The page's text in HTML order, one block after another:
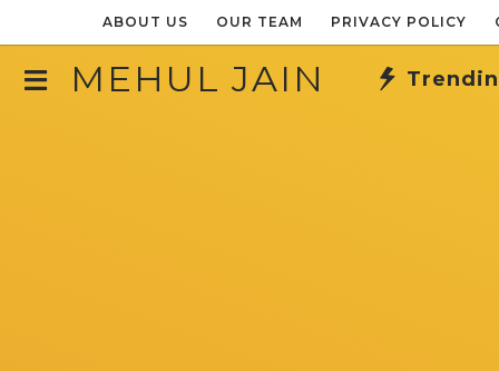
ABOUT US OUR TEAM PRIVACY POLICY
MEHUL JAIN